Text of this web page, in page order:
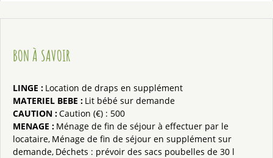
BON À SAVOIR
LINGE : Location de draps en supplément
MATERIEL BEBE : Lit bébé sur demande
CAUTION :Caution (€) : 500
MENAGE : Ménage de fin de séjour à effectuer par le
locataire Ménage de fin de séjour en supplément sur
demande Déchets : prévoir des sacs poubelles de 30 l